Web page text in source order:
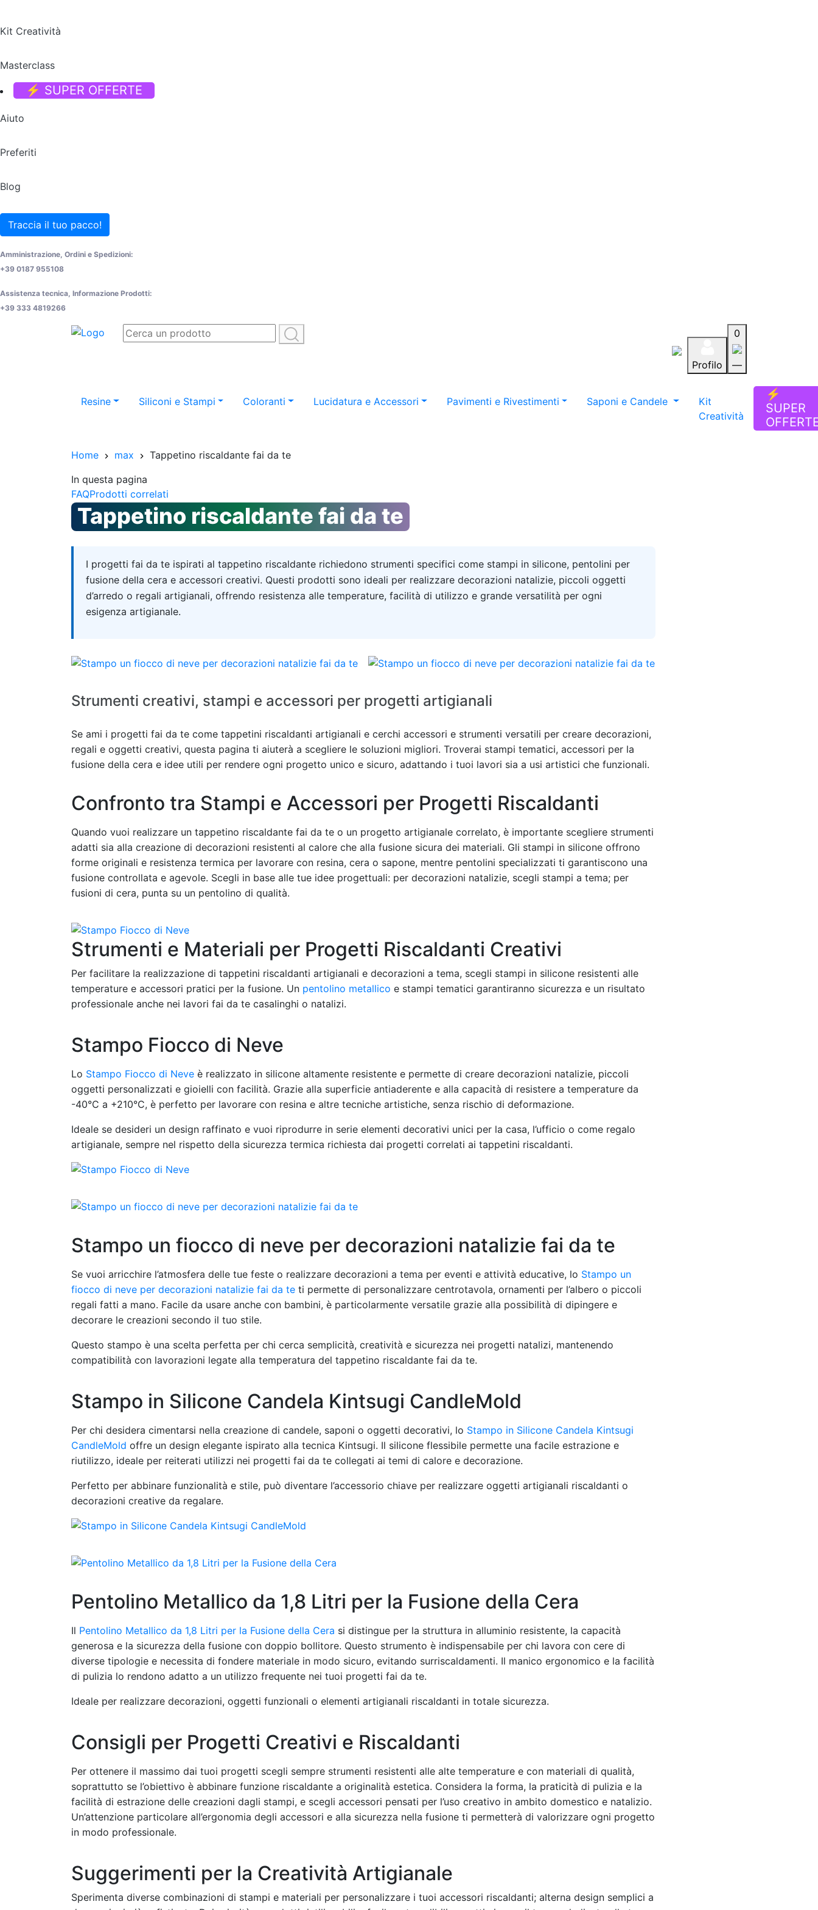
Kit Creatività
Masterclass
⚡ SUPER OFFERTE
Aiuto
Preferiti
Blog
Traccia il tuo pacco!
Amministrazione, Ordini e Spedizioni:
+39 0187 955108
Assistenza tecnica, Informazione Prodotti:
+39 333 4819266
Profilo
0
—
Resine Siliconi e Stampi Coloranti Lucidatura e Accessori Pavimenti e Rivestimenti Saponi e Candele
Kit
Creatività
⚡
SUPER
Home max
Tappetino riscaldante fai da te
In questa pagina
FAQProdotti correlati
Tappetino riscaldante fai da te
Quick answer
I progetti fai da te ispirati al tappetino riscaldante richiedono strumenti specifici come stampi in silicone, pentolini per
fusione della cera e accessori creativi. Questi prodotti sono ideali per realizzare decorazioni natalizie, piccoli oggetti
d’arredo o regali artigianali, offrendo resistenza alle temperature, facilità di utilizzo e grande versatilità per ogni
esigenza artigianale.
Strumenti creativi, stampi e accessori per progetti artigianali
Se ami i progetti fai da te come tappetini riscaldanti artigianali e cerchi accessori e strumenti versatili per creare decorazioni,
regali e oggetti creativi, questa pagina ti aiuterà a scegliere le soluzioni migliori. Troverai stampi tematici, accessori per la
fusione della cera e idee utili per rendere ogni progetto unico e sicuro, adattando i tuoi lavori sia a usi artistici che funzionali.
Confronto tra Stampi e Accessori per Progetti Riscaldanti
Quando vuoi realizzare un tappetino riscaldante fai da te o un progetto artigianale correlato, è importante scegliere strumenti
adatti sia alla creazione di decorazioni resistenti al calore che alla fusione sicura dei materiali. Gli stampi in silicone offrono
forme originali e resistenza termica per lavorare con resina, cera o sapone, mentre pentolini specializzati ti garantiscono una
fusione controllata e agevole. Scegli in base alle tue idee progettuali: per decorazioni natalizie, scegli stampi a tema; per
fusioni di cera, punta su un pentolino di qualità.
Strumenti e Materiali per Progetti Riscaldanti Creativi
Per facilitare la realizzazione di tappetini riscaldanti artigianali e decorazioni a tema, scegli stampi in silicone resistenti alle
temperature e accessori pratici per la fusione. Un pentolino metallico e stampi tematici garantiranno sicurezza e un risultato
professionale anche nei lavori fai da te casalinghi o natalizi.
Stampo Fiocco di Neve
Lo Stampo Fiocco di Neve è realizzato in silicone altamente resistente e permette di creare decorazioni natalizie, piccoli
oggetti personalizzati e gioielli con facilità. Grazie alla superficie antiaderente e alla capacità di resistere a temperature da
-40°C a +210°C, è perfetto per lavorare con resina e altre tecniche artistiche, senza rischio di deformazione.
Ideale se desideri un design raffinato e vuoi riprodurre in serie elementi decorativi unici per la casa, l’ufficio o come regalo
artigianale, sempre nel rispetto della sicurezza termica richiesta dai progetti correlati ai tappetini riscaldanti.
Stampo un fiocco di neve per decorazioni natalizie fai da te
Se vuoi arricchire l’atmosfera delle tue feste o realizzare decorazioni a tema per eventi e attività educative, lo Stampo un
fiocco di neve per decorazioni natalizie fai da te ti permette di personalizzare centrotavola, ornamenti per l’albero o piccoli
regali fatti a mano. Facile da usare anche con bambini, è particolarmente versatile grazie alla possibilità di dipingere e
decorare le creazioni secondo il tuo stile.
Questo stampo è una scelta perfetta per chi cerca semplicità, creatività e sicurezza nei progetti natalizi, mantenendo
compatibilità con lavorazioni legate alla temperatura del tappetino riscaldante fai da te.
Stampo in Silicone Candela Kintsugi CandleMold
Per chi desidera cimentarsi nella creazione di candele, saponi o oggetti decorativi, lo Stampo in Silicone Candela Kintsugi
CandleMold offre un design elegante ispirato alla tecnica Kintsugi. Il silicone flessibile permette una facile estrazione e
riutilizzo, ideale per reiterati utilizzi nei progetti fai da te collegati ai temi di calore e decorazione.
Perfetto per abbinare funzionalità e stile, può diventare l’accessorio chiave per realizzare oggetti artigianali riscaldanti o
decorazioni creative da regalare.
Pentolino Metallico da 1,8 Litri per la Fusione della Cera
Il Pentolino Metallico da 1,8 Litri per la Fusione della Cera si distingue per la struttura in alluminio resistente, la capacità
generosa e la sicurezza della fusione con doppio bollitore. Questo strumento è indispensabile per chi lavora con cere di
diverse tipologie e necessita di fondere materiale in modo sicuro, evitando surriscaldamenti. Il manico ergonomico e la facilità
di pulizia lo rendono adatto a un utilizzo frequente nei tuoi progetti fai da te.
Ideale per realizzare decorazioni, oggetti funzionali o elementi artigianali riscaldanti in totale sicurezza.
Consigli per Progetti Creativi e Riscaldanti
Per ottenere il massimo dai tuoi progetti scegli sempre strumenti resistenti alle alte temperature e con materiali di qualità,
soprattutto se l’obiettivo è abbinare funzione riscaldante a originalità estetica. Considera la forma, la praticità di pulizia e la
facilità di estrazione delle creazioni dagli stampi, e scegli accessori pensati per l’uso creativo in ambito domestico e natalizio.
Un’attenzione particolare all’ergonomia degli accessori e alla sicurezza nella fusione ti permetterà di valorizzare ogni progetto
in modo professionale.
Suggerimenti per la Creatività Artigianale
Sperimenta diverse combinazioni di stampi e materiali per personalizzare i tuoi accessori riscaldanti; alterna design semplici a